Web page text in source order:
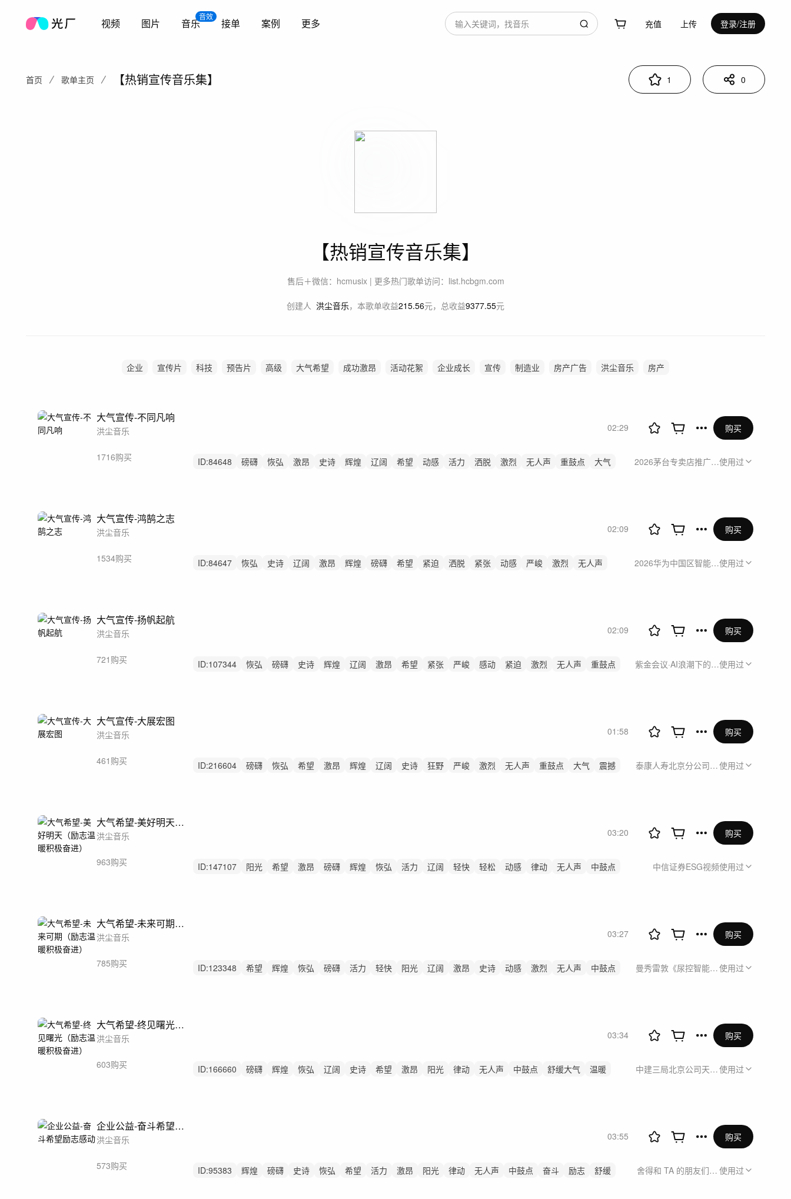
视频 图片
音效
音乐 接单 案例 更多 充值 上传 登录/注册
首页 歌单主页 【热销宣传音乐集】 1 0
【热销宣传音乐集】
售后＋微信：hcmusix | 更多热门歌单访问：list.hcbgm.com
创建人 洪尘音乐， 本歌单收益215.56元，总收益9377.55元
企业 宣传片 科技 预告片 高级 大气希望 成功激昂 活动花絮 企业成长 宣传 制造业 房产广告 洪尘音乐 房产
大气宣传-不同凡响
洪尘音乐
1716购买
02:29
ID:84648 磅礴 恢弘 激昂 史诗 辉煌 辽阔 希望 动感 活力 洒脱 激烈 无人声 重鼓点
大气
购买
2026茅台专卖店推广活动使用过
大气宣传-鸿鹄之志
洪尘音乐
1534购买
02:09
ID:84647 恢弘 史诗 辽阔 激昂 辉煌 磅礴 希望 紧迫 洒脱 紧张 动感 严峻 激烈
无人声
购买
2026华为中国区智能协作短视频运营制作
使用过
大气宣传-扬帆起航
洪尘音乐
721购买
02:09
ID:107344 恢弘 磅礴 史诗 辉煌 辽阔 激昂 希望 紧张 严峻 感动 紧迫 激烈 无人声
重鼓点
购买
紫金会议·AI浪潮下的编程语言:构建可信智
使用过
大气宣传-大展宏图
洪尘音乐
461购买
01:58
ID:216604 磅礴 恢弘 希望 激昂 辉煌 辽阔 史诗 狂野 严峻 激烈 无人声 重鼓点 大气
震撼
购买
泰康人寿北京分公司宣传视频
使用过
大气希望-美好明天（励志温暖积极奋进）
洪尘音乐
963购买
03:20
ID:147107 阳光 希望 激昂 磅礴 辉煌 恢弘 活力 辽阔 轻快 轻松 动感 律动 无人声
中鼓点
购买
中信证券ESG视频使用过
大气希望-未来可期（励志温暖积极奋进）
洪尘音乐
785购买
03:27
ID:123348 希望 辉煌 恢弘 磅礴 活力 轻快 阳光 辽阔 激昂 史诗 动感 激烈 无人声
中鼓点
购买
曼秀雷敦《尿控智能仪 ROHTO乐敦益贴
使用过
大气希望-终见曙光（励志温暖积极奋进）
洪尘音乐
603购买
03:34
ID:166660 磅礴 辉煌 恢弘 辽阔 史诗 希望 激昂 阳光 律动 无人声 中鼓点 舒缓大气
温暖
购买
中建三局北京公司天津分公司进津20周年
使用过
企业公益-奋斗希望励志感动
洪尘音乐
573购买
03:55
ID:95383 辉煌 磅礴 史诗 恢弘 希望 活力 激昂 阳光 律动 无人声 中鼓点 奋斗 励志
舒缓
购买
舍得和 TA 的朋友们系列视频德州篇
使用过